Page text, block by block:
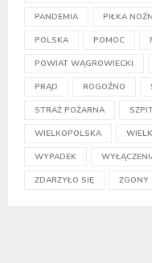
PANDEMIA PIŁKA
POLSKA POMOC
POWIAT WĄGROWIECKI
PRĄD ROGOŹNO
STRAŻ POŻARNA
WIELKOPOLSKA
WYPADEK
ZDARZYŁO SIĘ ZGONY